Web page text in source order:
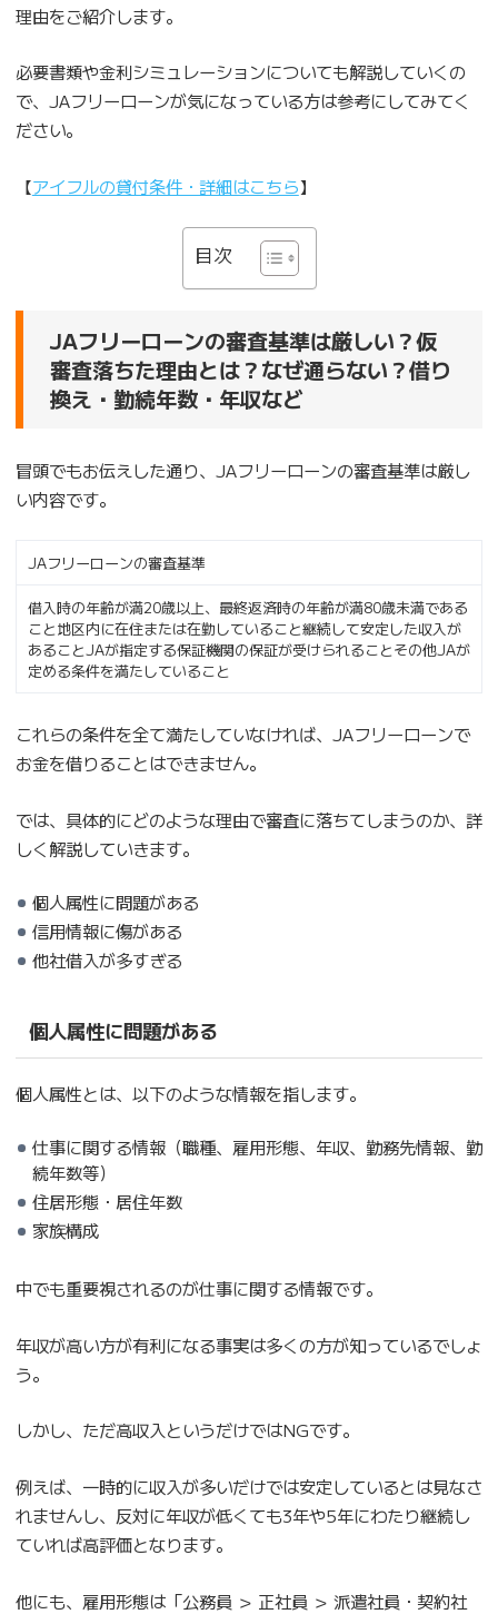
理由をご紹介します。
必要書類や金利シミュレーションについても解説していくの
で、JAフリーローンが気になっている方は参考にしてみてく
ださい。
【アイフルの貸付条件・詳細はこちら】
目次
JAフリーローンの審査基準は厳しい？仮
審査落ちた理由とは？なぜ通らない？借り
換え・勤続年数・年収など
冒頭でもお伝えした通り、JAフリーローンの審査基準は厳し
い内容です。
JAフリーローンの審査基準
借入時の年齢が満20歳以上、最終返済時の年齢が満80歳未満である
こと地区内に在住または在勤していること継続して安定した収入が
あることJAが指定する保証機関の保証が受けられることその他JAが
定める条件を満たしていること
これらの条件を全て満たしていなければ、JAフリーローンで
お金を借りることはできません。
では、具体的にどのような理由で審査に落ちてしまうのか、詳
しく解説していきます。
個人属性に問題がある
信用情報に傷がある
他社借入が多すぎる
個人属性に問題がある
個人属性とは、以下のような情報を指します。
仕事に関する情報（職種、雇用形態、年収、勤務先情報、勤
続年数等）
住居形態・居住年数
家族構成
中でも重要視されるのが仕事に関する情報です。
年収が高い方が有利になる事実は多くの方が知っているでしょ
う。
しかし、ただ高収入というだけではNGです。
例えば、一時的に収入が多いだけでは安定しているとは見なさ
れませんし、反対に年収が低くても3年や5年にわたり継続し
ていれば高評価となります。
他にも、雇用形態は「公務員 ＞ 正社員 ＞ 派遣社員・契約社